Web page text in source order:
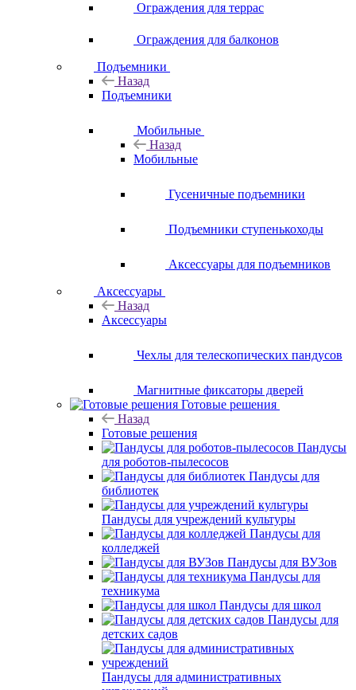
Ограждения для террас
Ограждения для балконов
Подъемники
Назад
Подъемники
Мобильные
Назад
Мобильные
Гусеничные подъемники
Подъемники ступенькоходы
Аксессуары для подъемников
Аксессуары
Назад
Аксессуары
Чехлы для телескопических пандусов
Магнитные фиксаторы дверей
Готовые решения
Назад
Готовые решения
Пандусы
для роботов-пылесосов
Пандусы для
библиотек
Пандусы для учреждений культуры
Пандусы для
колледжей
Пандусы для ВУЗов
Пандусы для
техникума
Пандусы для школ
Пандусы для
детских садов
Пандусы для административных